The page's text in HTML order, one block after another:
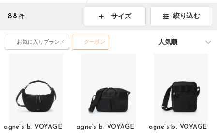
88 件 サイズ 絞り込む
お気に入りブランド クーポン
agne's b. VOYAGE agne's b. VOYAGE agne's b. VOYAGE